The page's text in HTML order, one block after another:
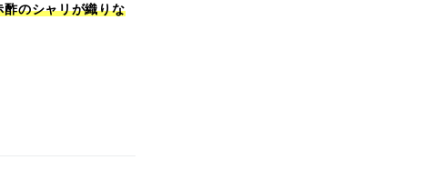
のシャリが織りな